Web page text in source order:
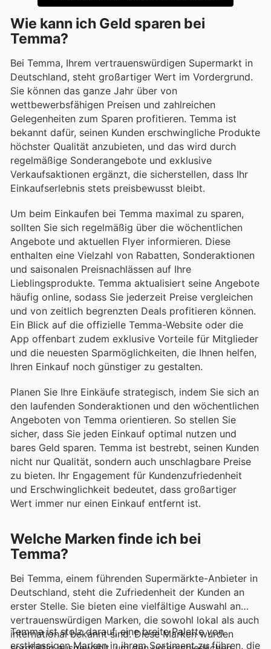
Wie kann ich Geld sparen bei
Temma?
Bei Temma, Ihrem vertrauenswürdigen Supermarkt in
Deutschland, steht großartiger Wert im Vordergrund.
Sie können das ganze Jahr über von
wettbewerbsfähigen Preisen und zahlreichen
Gelegenheiten zum Sparen profitieren. Temma ist
bekannt dafür, seinen Kunden erschwingliche Produkte
höchster Qualität anzubieten, und das wird durch
regelmäßige Sonderangebote und exklusive
Verkaufsaktionen ergänzt, die sicherstellen, dass Ihr
Einkaufserlebnis stets preisbewusst bleibt.
Um beim Einkaufen bei Temma maximal zu sparen,
sollten Sie sich regelmäßig über die wöchentlichen
Angebote und aktuellen Flyer informieren. Diese
enthalten eine Vielzahl von Rabatten, Sonderaktionen
und saisonalen Preisnachlässen auf Ihre
Lieblingsprodukte. Temma aktualisiert seine Angebote
häufig online, sodass Sie jederzeit Preise vergleichen
und von zeitlich begrenzten Deals profitieren können.
Ein Blick auf die offizielle Temma-Website oder die
App offenbart zudem exklusive Vorteile für Mitglieder
und die neuesten Sparmöglichkeiten, die Ihnen helfen,
Ihren Einkauf noch günstiger zu gestalten.
Planen Sie Ihre Einkäufe strategisch, indem Sie sich an
den laufenden Sonderaktionen und den wöchentlichen
Angeboten von Temma orientieren. So stellen Sie
sicher, dass Sie jeden Einkauf optimal nutzen und
bares Geld sparen. Temma ist bestrebt, seinen Kunden
nicht nur Qualität, sondern auch unschlagbare Preise
zu bieten. Ihr Engagement für Kundenzufriedenheit
und Erschwinglichkeit bedeutet, dass großartiger
Wert immer nur einen Einkauf entfernt ist.
Welche Marken finde ich bei
Temma?
Bei Temma, einem führenden Supermärkte-Anbieter in
Deutschland, steht die Zufriedenheit der Kunden an
erster Stelle. Sie bieten eine vielfältige Auswahl an
vertrauenswürdigen Marken, die sowohl lokal als auch
international bekannt sind. Diese Marken wurden
Temma ist stolz darauf, eine breite Palette von
erstklassigen Marken in ihrem Sortiment zu führen, die